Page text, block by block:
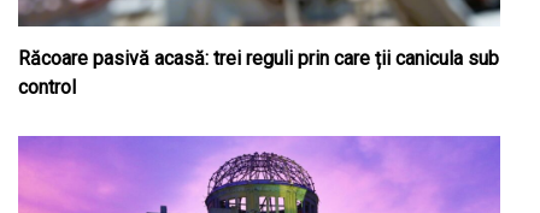
Răcoare pasivă acasă: trei reguli prin care ții canicula sub
control